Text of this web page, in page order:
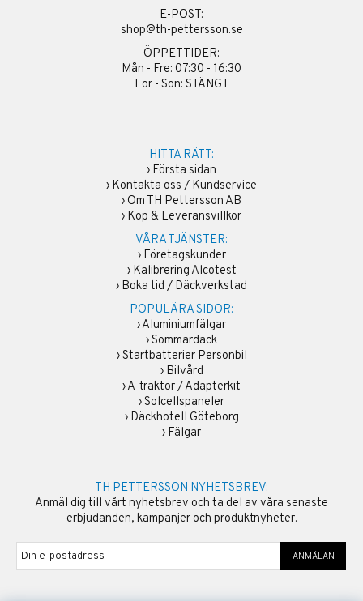
E-POST:
shop@th-pettersson.se
ÖPPETTIDER:
Mån - Fre: 07:30 - 16:30
Lör - Sön: STÄNGT
HITTA RÄTT:
› Första sidan
› Kontakta oss / Kundservice
› Om TH Pettersson AB
› Köp & Leveransvillkor
VÅRA TJÄNSTER:
› Företagskunder
› Kalibrering Alcotest
› Boka tid / Däckverkstad
POPULÄRA SIDOR:
›Aluminiumfälgar
›Sommardäck
›Startbatterier Personbil
› Bilvård
›A-traktor / Adapterkit
›Solcellspaneler
› Däckhotell Göteborg
› Fälgar
TH PETTERSSON NYHETSBREV:
Anmäl dig till vårt nyhetsbrev och ta del av våra senaste
erbjudanden, kampanjer och produktnyheter.
ANMÄLAN